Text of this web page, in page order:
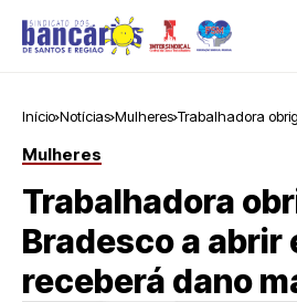
Início Notícias Mulheres Trabalhadora
Mulheres
Trabalhadora
Bradesco a abrir
receberá dano